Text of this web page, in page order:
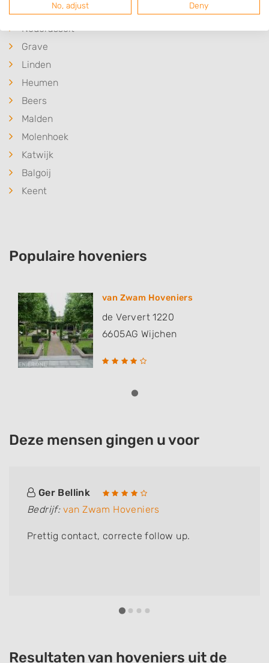
Escharen
Nederasselt
Grave
Linden
Heumen
Beers
Malden
Molenhoek
Katwijk
Balgoij
Keent
Populaire hoveniers
van Zwam Hoveniers
de Ververt 1220
6605AG Wijchen
Deze mensen gingen u voor
Ger Bellink
Bedrijf: van Zwam Hoveniers
Prettig contact, correcte follow up.
Resultaten van hoveniers uit de
No, adjust Deny